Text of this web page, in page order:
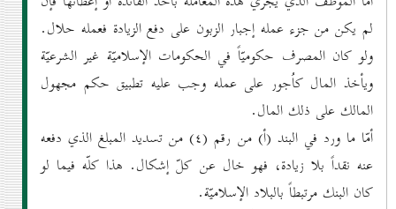
لم يكن من جزء عمله إجبار الزبون على دفع الزيادة فعمله حلال.
ولو كان المصرف حكوميّاً في الحكومات الإسلاميّة غير الشرعيّة
ويأخذ المال كاُجور على عمله وجب عليه تطبيق حكم مجهول
المالك على ذلك المال.
أمّا ما ورد في البند (أ) من رقم (٤) من تسديد المبلغ الذي دفعه
عنه نقداً بلا زيادة، فهو خال عن كلّ إشكال. هذا كلّه فيما لو
كان البنك مرتبطاً بالبلاد الإسلاميّة.